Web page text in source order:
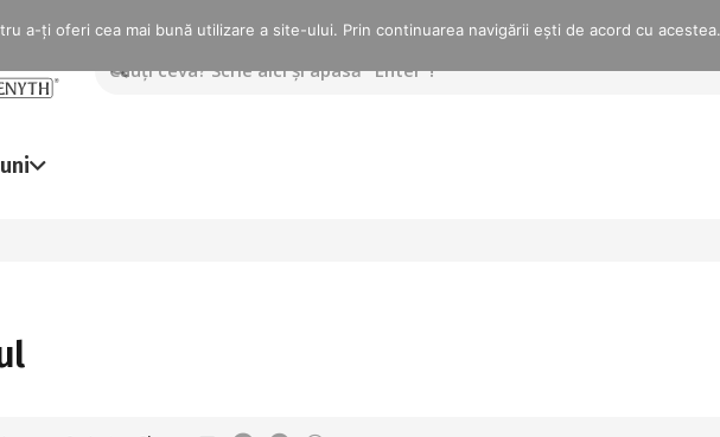
a-ți oferi cea mai bună utilizare a site-ului. Prin continuarea navigării ești de acord cu acestea.